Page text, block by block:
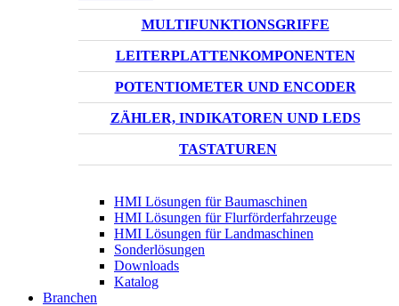
MULTIFUNKTIONSGRIFFE
LEITERPLATTENKOMPONENTEN
POTENTIOMETER UND ENCODER
ZÄHLER, INDIKATOREN UND LEDS
TASTATUREN
HMI Lösungen für Baumaschinen
HMI Lösungen für Flurförderfahrzeuge
HMI Lösungen für Landmaschinen
Sonderlösungen
Downloads
Katalog
Branchen